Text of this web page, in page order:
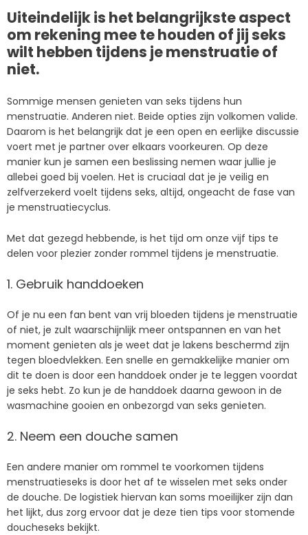
Uiteindelijk is het belangrijkste aspect
om rekening mee te houden of jij seks
wilt hebben tijdens je menstruatie of
niet.
Sommige mensen genieten van seks tijdens hun
menstruatie. Anderen niet. Beide opties zijn volkomen valide.
Daarom is het belangrijk dat je een open en eerlijke discussie
voert met je partner over elkaars voorkeuren. Op deze
manier kun je samen een beslissing nemen waar jullie je
allebei goed bij voelen. Het is cruciaal dat je je veilig en
zelfverzekerd voelt tijdens seks, altijd, ongeacht de fase van
je menstruatiecyclus.
Met dat gezegd hebbende, is het tijd om onze vijf tips te
delen voor plezier zonder rommel tijdens je menstruatie.
1. Gebruik handdoeken
Of je nu een fan bent van vrij bloeden tijdens je menstruatie
of niet, je zult waarschijnlijk meer ontspannen en van het
moment genieten als je weet dat je lakens beschermd zijn
tegen bloedvlekken. Een snelle en gemakkelijke manier om
dit te doen is door een handdoek onder je te leggen voordat
je seks hebt. Zo kun je de handdoek daarna gewoon in de
wasmachine gooien en onbezorgd van seks genieten.
2. Neem een douche samen
Een andere manier om rommel te voorkomen tijdens
menstruatieseks is door het af te wisselen met seks onder
de douche. De logistiek hiervan kan soms moeilijker zijn dan
het lijkt, dus zorg ervoor dat je deze tien tips voor stomende
doucheseks bekijkt.